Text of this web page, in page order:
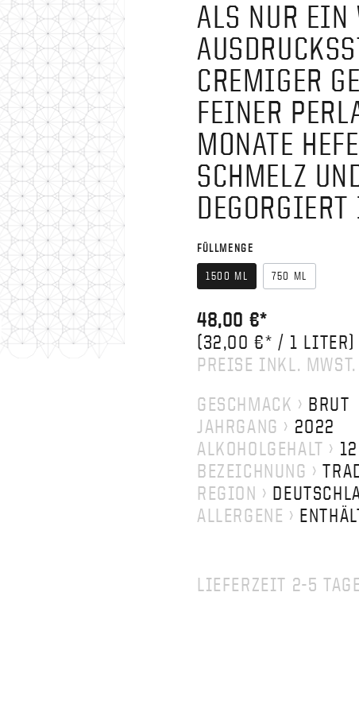
ALS NUR EIN
CREMIGER
FEINER
MONATE
SCHMELZ
FÜLLMENGE
1500 ML 750 ML
48,00 €*
(32,00 €* / 1 LITER)
PREISE INKL.
GESCHMACK › BRUT
JAHRGANG › 2022
ALKOHOLGEHALT ›
BEZEICHNUNG ›
REGION ›
ALLERGENE ›
LIEFERZEIT 2-5